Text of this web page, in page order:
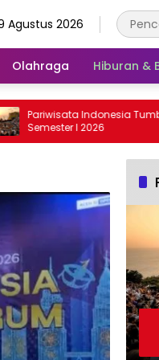
Agustus 2026
Olahraga Hiburan &
Tumbuh Positif